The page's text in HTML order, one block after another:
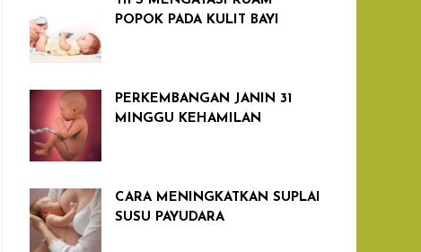
POPOK PADA KULIT BAYI
PERKEMBANGAN JANIN 31
MINGGU KEHAMILAN
CARA MENINGKATKAN SUPLAI
SUSU PAYUDARA